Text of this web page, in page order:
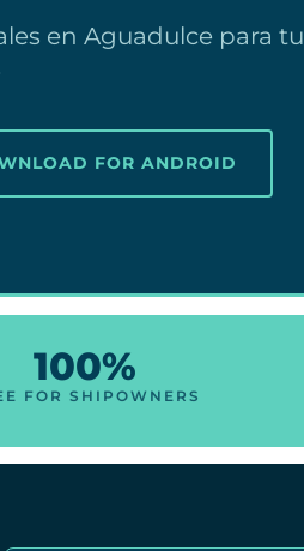
en Aguadulce para tu
FOR ANDROID
100%
FOR SHIPOWNERS